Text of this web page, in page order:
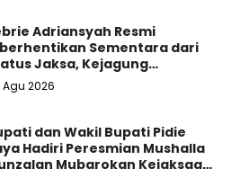
Adriansyah Resmi
Sementara dari
Jaksa, Kejagung
Ajukan Praperadilan
2026
dan Wakil Bupati Pidie
Hadiri Peresmian Mushalla
Mubarokan Kejaksaan